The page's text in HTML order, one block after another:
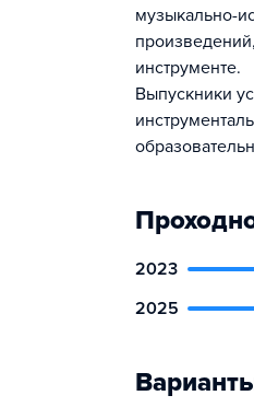
музыкально-
инструменте.
Выпускники
2023
2025